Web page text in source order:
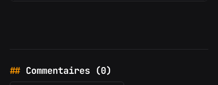
Commentaires (0)